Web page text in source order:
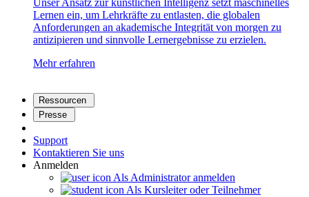
Unser Ansatz zur künstlichen Intelligenz setzt maschinelles
Lernen ein, um Lehrkräfte zu entlasten, die globalen
Anforderungen an akademische Integrität von morgen zu
antizipieren und sinnvolle Lernergebnisse zu erzielen.
Mehr erfahren
Ressourcen
Presse
Support
Kontaktieren Sie uns
Anmelden
Als Administrator anmelden
Als Kursleiter oder Teilnehmer